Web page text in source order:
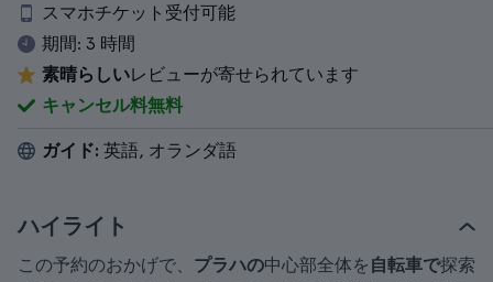
スマホチケット受付可能
期間: 3 時間
素晴らしいレビューが寄せられています
キャンセル料無料
ガイド: 英語, オランダ語
ハイライト
この予約のおかげで、 プラハの中心部全体を 自転車で探索